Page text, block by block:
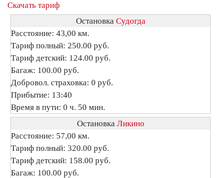
Скачать тариф
Остановка Судогда
Расстояние: 43,00 км.
Тариф полный: 250.00 руб.
Тариф детский: 124.00 руб.
Багаж: 100.00 руб.
Добровол. страховка: 0 руб.
Прибытие: 13:40
Время в пути: 0 ч. 50 мин.
Остановка Ликино
Расстояние: 57,00 км.
Тариф полный: 320.00 руб.
Тариф детский: 158.00 руб.
Багаж: 100.00 руб.